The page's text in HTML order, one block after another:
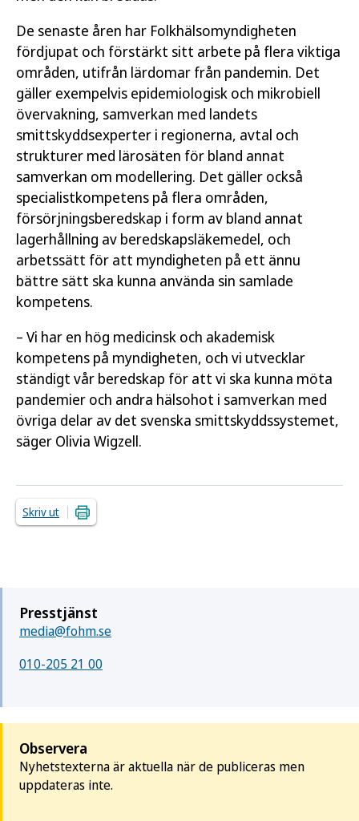
De senaste åren har Folkhälsomyndigheten
fördjupat och förstärkt sitt arbete på flera viktiga
områden, utifrån lärdomar från pandemin. Det
gäller exempelvis epidemiologisk och mikrobiell
övervakning, samverkan med landets
smittskyddsexperter i regionerna, avtal och
strukturer med lärosäten för bland annat
samverkan om modellering. Det gäller också
specialistkompetens på flera områden,
försörjningsberedskap i form av bland annat
lagerhållning av beredskapsläkemedel, och
arbetssätt för att myndigheten på ett ännu
bättre sätt ska kunna använda sin samlade
kompetens.
– Vi har en hög medicinsk och akademisk
kompetens på myndigheten, och vi utvecklar
ständigt vår beredskap för att vi ska kunna möta
pandemier och andra hälsohot i samverkan med
övriga delar av det svenska smittskyddssystemet,
säger Olivia Wigzell.
Skriv ut
Presstjänst
media@fohm.se
010-205 21 00
Observera
Nyhetstexterna är aktuella när de publiceras men
uppdateras inte.